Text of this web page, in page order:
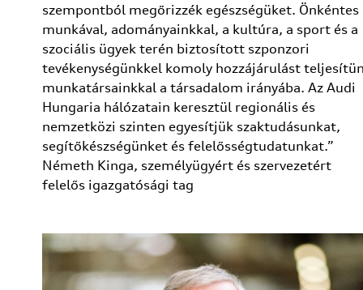
szempontból megőrizzék egészségüket. Önkéntes
munkával, adományainkkal, a kultúra, a sport és a
szociális ügyek terén biztosított szponzori
tevékenységünkkel komoly hozzájárulást
munkatársainkkal a társadalom irányába. Az Audi
Hungaria hálózatain keresztül regionális és
nemzetközi szinten egyesítjük szaktudásunkat,
segítőkészségünket és felelősségtudatunkat.”
Németh Kinga, személyügyért és szervezetért
felelős igazgatósági tag